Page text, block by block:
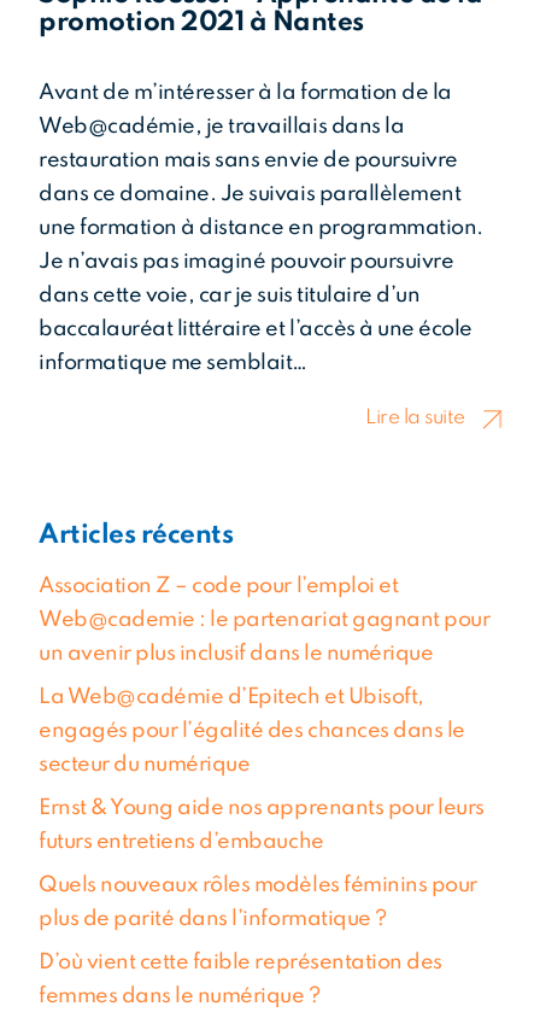
promotion 2021 à Nantes
Avant de m’intéresser à la formation de la
Web@cadémie, je travaillais dans la
restauration mais sans envie de poursuivre
dans ce domaine. Je suivais parallèlement
une formation à distance en programmation.
Je n’avais pas imaginé pouvoir poursuivre
dans cette voie, car je suis titulaire d’un
baccalauréat littéraire et l’accès à une école
informatique me semblait…
Lire la suite
Articles récents
Association Z – code pour l’emploi et
Web@cademie : le partenariat gagnant pour
un avenir plus inclusif dans le numérique
La Web@cadémie d’Epitech et Ubisoft,
engagés pour l’égalité des chances dans le
secteur du numérique
Ernst & Young aide nos apprenants pour leurs
futurs entretiens d’embauche
Quels nouveaux rôles modèles féminins pour
plus de parité dans l’informatique ?
D’où vient cette faible représentation des
femmes dans le numérique ?